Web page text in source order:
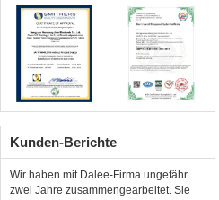
Kunden-Berichte
Wir haben mit Dalee-Firma ungefähr
zwei Jahre zusammengearbeitet. Sie